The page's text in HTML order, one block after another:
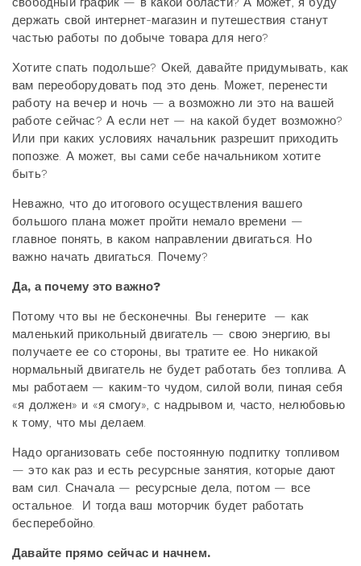
держать свой интернет-магазин и путешествия станут
частью работы по добыче товара для него?
Хотите спать подольше? Окей, давайте придумывать, как
вам переоборудовать под это день. Может, перенести
работу на вечер и ночь — а возможно ли это на вашей
работе сейчас? А если нет — на какой будет возможно?
Или при каких условиях начальник разрешит приходить
попозже. А может, вы сами себе начальником хотите
быть?
Неважно, что до итогового осуществления вашего
большого плана может пройти немало времени —
главное понять, в каком направлении двигаться. Но
важно начать двигаться. Почему?
Да, а почему это важно?
Потому что вы не бесконечны. Вы генерите — как
маленький прикольный двигатель — свою энергию, вы
получаете ее со стороны, вы тратите ее. Но никакой
нормальный двигатель не будет работать без топлива. А
мы работаем — каким-то чудом, силой воли, пиная себя
«я должен» и «я смогу», с надрывом и, часто, нелюбовью
к тому, что мы делаем.
Надо организовать себе постоянную подпитку топливом
— это как раз и есть ресурсные занятия, которые дают
вам сил. Сначала — ресурсные дела, потом — все
остальное. И тогда ваш моторчик будет работать
бесперебойно.
Давайте прямо сейчас и начнем.